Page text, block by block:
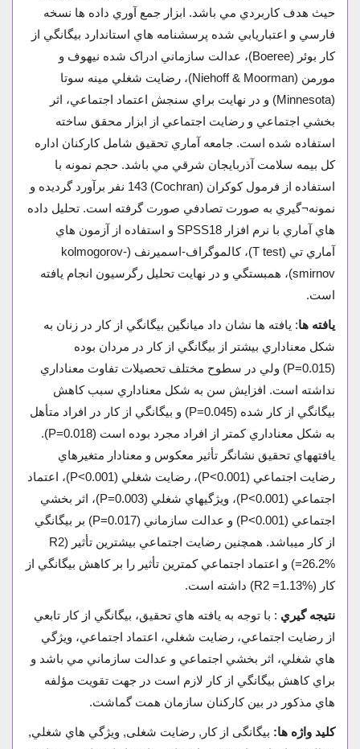
حيث هدف کاربردي مي باشد. ابزار جمع آوري داده ها نسخه
فارسي و اعتباريابي شده پرسشنامه هاي استاندارد بيگانگي از
کار بوئر (Boeree)، عدالت سازماني ادراک شده نيهوف و
مورمن (Niehoff & Moorman)، رضايت شغلي مينه سوتا
(Minnesota) و در نهايت براي سنجش اعتماد اجتماعي، اثر
بخشي اجتماعي و رضايت اجتماعي از ابزار محقق ساخته
استفاده شده است. جامعه آماري تحقيق شامل کارکنان اداره
کل بيمه سلامت آذربايجان شرقي مي باشد. حجم نمونه با
استفاده از فرمول کوکران (Cochran) 143 نفر برآورد گرديده و
نمونه¬گيري به صورت تصادفي صورت گرفته است. تحليل داده
هاي آماري با نرم افزار SPSS18 و استفاده از آزمون هاي
آماري تي (T test)، کالموگراف-اسميرنف (kolmogorov-
smirnov)، همبستگي و در نهايت تحليل رگرسيون انجام يافته
است.
يافته ها: يافته­ ها نشان داد ميانگين بيگانگي از کار در زنان به
شکل معناداري بيشتر از بيگانگي از کار در مردان بوده
(P=0.015) ولي در سطوح مختلف تحصيلات تفاوت معناداري
نداشته است. افزايش سن به شکل معناداري سبب کاهش
بيگانگي از کار شده (P=0.045) و بيگانگي از کار در افراد متأهل
به شکل معناداري کمتر از افراد مجرد بوده است (P=0.018).
يافته­هاي تحقيق نشانگر تأثير معکوس و معنادار متغيرهاي
رضايت اجتماعي (P<0.001)، رضايت شغلي (P<0.001)، اعتماد
اجتماعي (P<0.001)، ويژگيهاي شغلي (P=0.003)، اثر بخشي
اجتماعي (P<0.001) و عدالت سازماني (P=0.017) بر بيگانگي
از کار مي­باشد. همچنين رضايت اجتماعي بيشترين تأثير (R2
=26.2%) و اعتماد اجتماعي کمترين تأثير را بر کاهش بيگانگي از
کار (R2 =1.13%) داشته است.
نتيجه گيري : با توجه به يافته هاي تحقيق، بيگانگي از کار تابعي
از رضايت اجتماعي، رضايت شغلي، اعتماد اجتماعي، ويژگي
هاي شغلي، اثر بخشي اجتماعي و عدالت سازماني مي باشد و
براي کاهش بيگانگي از کار لازم است در جهت تقويت مؤلفه
هاي مذکور در بين کارکنان سازمان همت گماشت.
کلید واژه ها: بیگانگی از کار, رضایت شغلی, ويژگي هاي شغلي,